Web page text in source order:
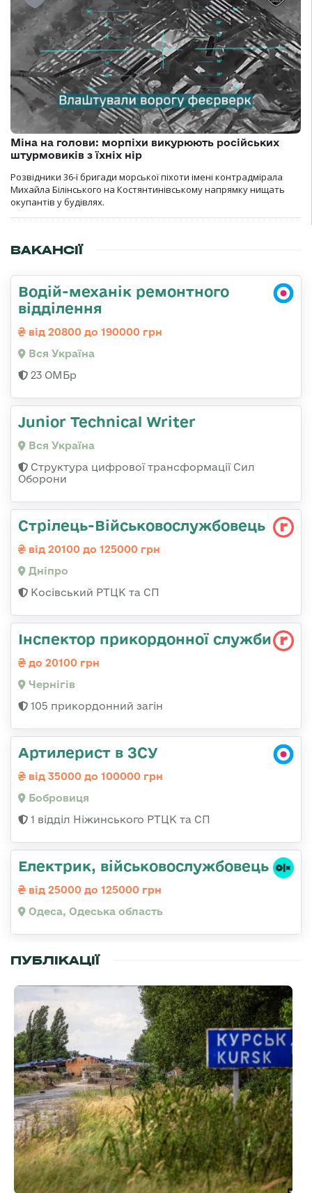
Міна на голови: морпіхи викурюють російських
штурмовиків з їхніх нір
Розвідники 36-ї бригади морської піхоти імені контрадмірала
Михайла Білінського на Костянтинівському напрямку нищать
окупантів у будівлях.
ВАКАНСІЇ
Водій-механік ремонтного
відділення
від 20800 до 190000 грн
Вся Україна
23 ОМБр
Junior Technical Writer
Вся Україна
Структура цифрової трансформації Сил
Оборони
Стрілець-Військовослужбовець
від 20100 до 125000 грн
Дніпро
Косівський РТЦК та СП
Інспектор прикордонної служби
до 20100 грн
Чернігів
105 прикордонний загін
Артилерист в ЗСУ
від 35000 до 100000 грн
Бобровиця
1 відділ Ніжинського РТЦК та СП
Електрик, військовослужбовець
від 25000 до 125000 грн
Одеса, Одеська область
ПУБЛІКАЦІЇ